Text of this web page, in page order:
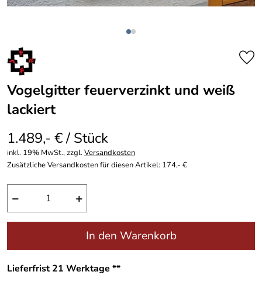
Vogelgitter feuerverzinkt und weiß
lackiert
1.489,- € / Stück
inkl. 19% MwSt., zzgl.Versandkosten
Zusätzliche Versandkosten für diesen Artikel: 174,- €
− +
In den Warenkorb
Lieferfrist 21 Werktage **